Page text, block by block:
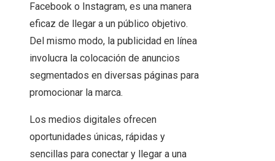
Facebook o Instagram, es una manera
eficaz de llegar a un público objetivo.
Del mismo modo, la publicidad en línea
involucra la colocación de anuncios
segmentados en diversas páginas para
promocionar la marca.
Los medios digitales ofrecen
oportunidades únicas, rápidas y
sencillas para conectar y llegar a una